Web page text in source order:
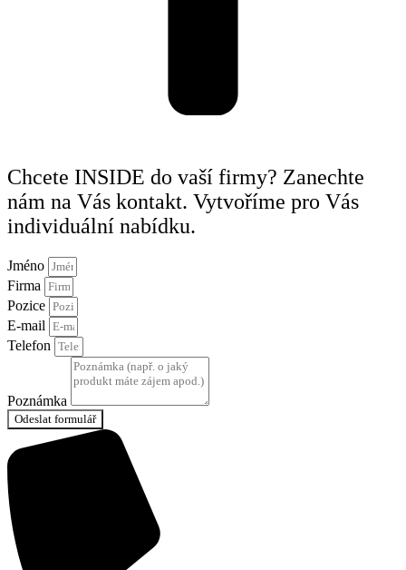
Chcete INSIDE do vaší firmy? Zanechte
nám na Vás kontakt. Vytvoříme pro Vás
individuální nabídku.
Jméno
Firma
Pozice
E-mail
Telefon
Poznámka
Odeslat formulář